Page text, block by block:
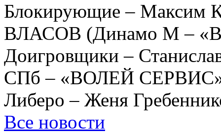
Блокирующие – Максим
ВЛАСОВ (Динамо М –
Доигровщики –
СПб – «ВОЛЕЙ
Либеро – Женя
Все новости